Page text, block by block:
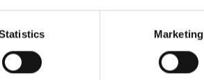
Marketing